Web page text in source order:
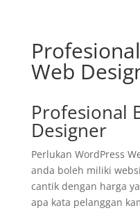
Web
Profesional
Designer
Perlukan WordPress
anda boleh miliki
cantik dengan harga
apa kata pelanggan